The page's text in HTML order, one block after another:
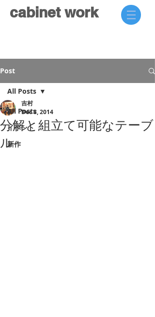
cabinet work
Post
All Posts
イベント
新作
All Posts
分解と組立て可能なテーブ
ル
吉村
Dec 8, 2014